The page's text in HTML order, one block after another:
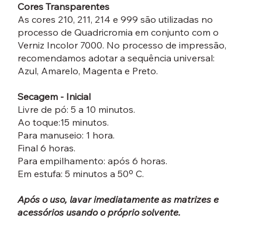
Cores Transparentes
As cores 210, 211, 214 e 999 são utilizadas no
processo de Quadricromia em conjunto com o
Verniz Incolor 7000. No processo de impressão,
recomendamos adotar a sequência universal:
Azul, Amarelo, Magenta e Preto.
Secagem - Inicial
Livre de pó: 5 a 10 minutos.
Ao toque:15 minutos.
Para manuseio: 1 hora.
Final 6 horas.
Para empilhamento: após 6 horas.
Em estufa: 5 minutos a 50º C.
Após o uso, lavar imediatamente as matrizes e
acessórios usando o próprio solvente.